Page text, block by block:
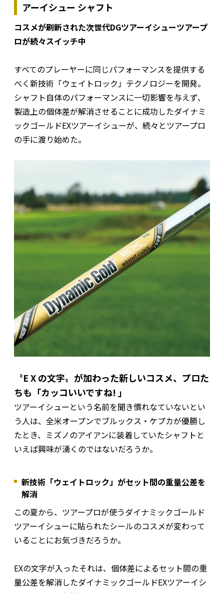
アーイシュー シャフト
コスメが刷新された次世代DGツアーイシューツアープ
ロが続々スイッチ中
すべてのプレーヤーに同じパフォーマンスを提供する
べく新技術「ウェイトロック」テクノロジーを開発。
シャフト自体のパフォーマンスに一切影響を与えず、
製造上の個体差が解消させることに成功したダイナミ
ックゴールドEXツアーイシューが、続々とツアープロ
の手に渡り始めた。
〝E X の文字〟が加わった新しいコスメ、プロた
ちも「カッコいいですね! 」
ツアーイシューという名前を聞き慣れなていないとい
う人は、全米オープンでブルックス・ケプカが優勝し
たとき、ミズノのアイアンに装着していたシャフトと
いえば興味が湧くのではないだろうか。
新技術「ウェイトロック」がセット間の重量公差を
解消
この夏から、ツアープロが使うダイナミックゴールド
ツアーイシューに貼られたシールのコスメが変わって
いることにお気づきだろうか。
EXの文字が入ったそれは、個体差によるセット間の重
量公差を解消したダイナミックゴールドEXツアーイシ